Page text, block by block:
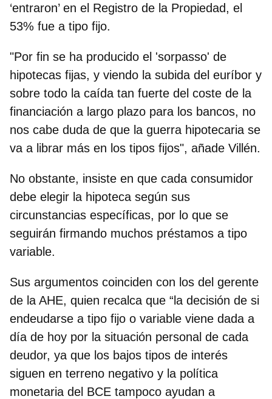
‘entraron’ en el Registro de la Propiedad, el
53% fue a tipo fijo.
"Por fin se ha producido el 'sorpasso' de
hipotecas fijas, y viendo la subida del euríbor y
sobre todo la caída tan fuerte del coste de la
financiación a largo plazo para los bancos, no
nos cabe duda de que la guerra hipotecaria se
va a librar más en los tipos fijos", añade Villén.
No obstante, insiste en que cada consumidor
debe elegir la hipoteca según sus
circunstancias específicas, por lo que se
seguirán firmando muchos préstamos a tipo
variable.
Sus argumentos coinciden con los del gerente
de la AHE, quien recalca que “la decisión de si
endeudarse a tipo fijo o variable viene dada a
día de hoy por la situación personal de cada
deudor, ya que los bajos tipos de interés
siguen en terreno negativo y la política
monetaria del BCE tampoco ayudan a